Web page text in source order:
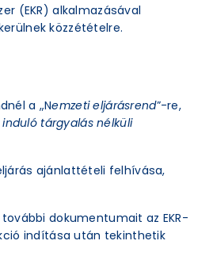
(EKR) alkalmazásával
közzétételre.
a „Nemzeti eljárásrend”-re,
tárgyalás nélküli
ajánlattételi felhívása,
dokumentumait az EKR-
indítása után tekinthetik